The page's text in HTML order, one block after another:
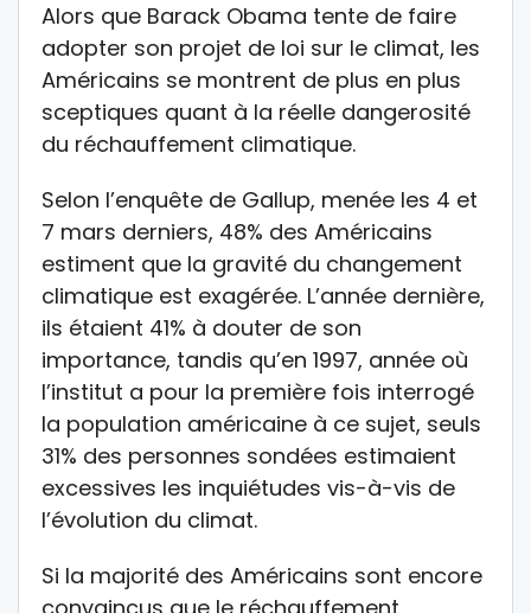
Alors que Barack Obama tente de faire
adopter son projet de loi sur le climat, les
Américains se montrent de plus en plus
sceptiques quant à la réelle dangerosité
du réchauffement climatique.
Selon l’enquête de Gallup, menée les 4 et
7 mars derniers, 48% des Américains
estiment que la gravité du changement
climatique est exagérée. L’année dernière,
ils étaient 41% à douter de son
importance, tandis qu’en 1997, année où
l’institut a pour la première fois interrogé
la population américaine à ce sujet, seuls
31% des personnes sondées estimaient
excessives les inquiétudes vis-à-vis de
l’évolution du climat.
Si la majorité des Américains sont encore